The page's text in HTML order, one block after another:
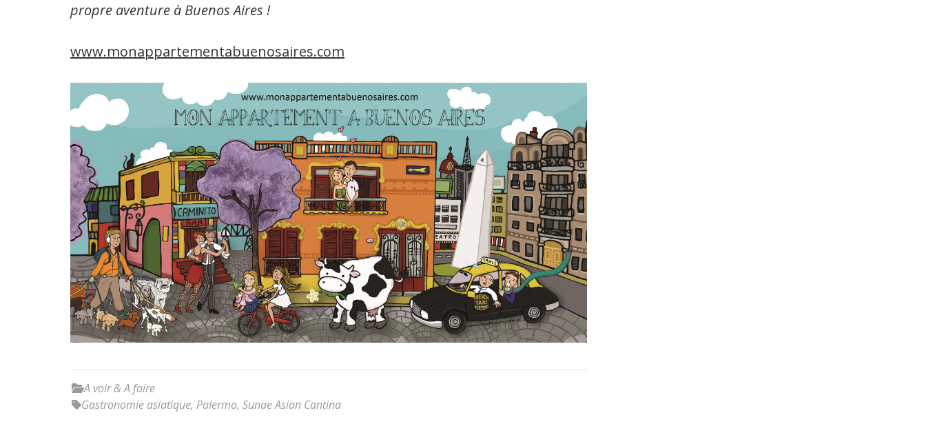
propre aventure à Buenos Aires !
www.monappartementabuenosaires.com
A voir & A faire
Gastronomie asiatique, Palermo, Sunae Asian Cantina